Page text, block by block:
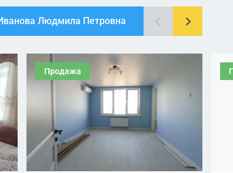
Людмила Петровна
Продажа